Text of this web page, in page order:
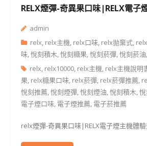
RELX煙彈-奇異果口味|RELX電子
admin
relx, relx主機, relx口味, relx拋棄式,
味,悅刻積木,悅刻糖果,悅刻菸彈,悅刻菸油,
relx, relx10000, relx主機, relx主機說明
果, relx糖果口味, relx菸彈, relx菸彈推薦,
悅刻推薦,悅刻煙彈,悅刻煙油,悅刻積木,
電子煙口味, 電子煙推薦, 電子菸推薦
relx煙彈-奇異果口味|RELX電子煙主機體